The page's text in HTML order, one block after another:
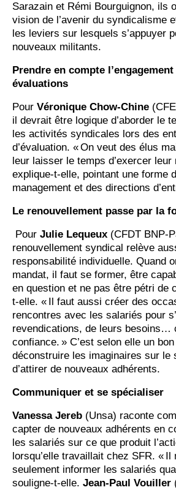
Sarazain et Rémi Bourguignon, ils
vision de l’avenir du syndicalisme
les leviers sur lesquels s’appuyer
nouveaux militants.
Prendre en compte
évaluations
Pour Véronique Chow-Chine
il devrait être logique d’aborder le
les activités syndicales lors des
d’évaluation. « On veut des élus
leur laisser le temps d’exercer leur
explique-t-elle, pointant une forme
management et des directions
Le renouvellement passe par la
Pour Julie Lequeux (CFDT BNP-
renouvellement syndical relève
responsabilité individuelle. Quand
mandat, il faut se former, être
en question et ne pas être pétri de
t-elle. « Il faut aussi créer des
rencontres avec les salariés pour
revendications, de leurs besoins…
confiance. » C’est selon elle un
déconstruire les imaginaires sur le
d’attirer de nouveaux adhérents.
Communiquer et se spécialiser
Vanessa Jereb (Unsa) raconte
capter de nouveaux adhérents en
les salariés sur ce que produit
lorsqu’elle travaillait chez SFR. « Il
seulement informer les salariés
souligne-t-elle. Jean-Paul Vouiller